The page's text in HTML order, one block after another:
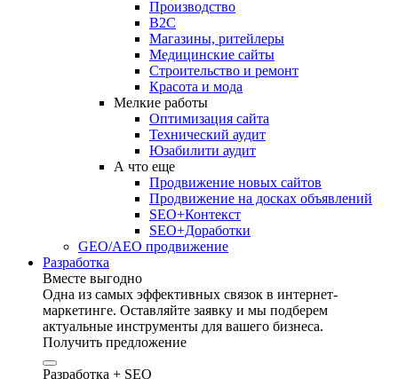
Производство
B2C
Магазины, ритейлеры
Медицинские сайты
Строительство и ремонт
Красота и мода
Мелкие работы
Оптимизация сайта
Технический аудит
Юзабилити аудит
А что еще
Продвижение новых сайтов
Продвижение на досках объявлений
SEO+Контекст
SEO+Доработки
GEO/AEO продвижение
Разработка
Вместе выгодно
Одна из самых эффективных связок в интернет-
маркетинге. Оставляйте заявку и мы подберем
актуальные инструменты для вашего бизнеса.
Получить предложение
Разработка + SEO